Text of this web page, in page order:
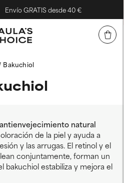
Envío GRATIS desde 40 €
Bakuchiol
natural
de la piel y ayuda a
y las arrugas. El retinol y el
conjuntamente, forman un
bakuchiol estabiliza y mejora el